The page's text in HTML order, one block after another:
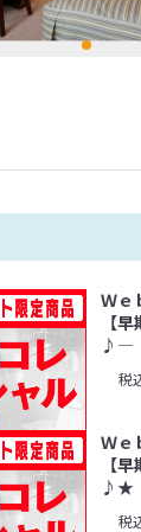
Ｗｅ
【
♪―
税
Ｗｅ
【
♪★
税